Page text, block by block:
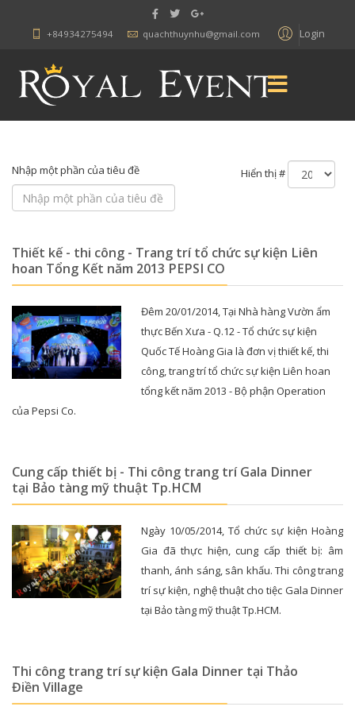
Login
+84934275494 quachthuynhu@gmail.com
Nhập một phần của tiêu đề Hiển thị #
Thiết kế - thi công - Trang trí tổ chức sự kiện Liên
hoan Tổng Kết năm 2013 PEPSI CO
Đêm 20/01/2014, Tại Nhà hàng Vườn ẩm
thực Bến Xưa - Q.12 - Tổ chức sự kiện
Quốc Tế Hoàng Gia là đơn vị thiết kế, thi
công, trang trí tổ chức sự kiện Liên hoan
tổng kết năm 2013 - Bộ phận Operation
của Pepsi Co.
Cung cấp thiết bị - Thi công trang trí Gala Dinner
tại Bảo tàng mỹ thuật Tp.HCM
Ngày 10/05/2014, Tổ chức sự kiện Hoàng
Gia đã thực hiện, cung cấp thiết bị: âm
thanh, ánh sáng, sân khấu. Thi công trang
trí sự kiện, nghệ thuật cho tiệc Gala Dinner
tại Bảo tàng mỹ thuật Tp.HCM.
Thi công trang trí sự kiện Gala Dinner tại Thảo
Điền Village